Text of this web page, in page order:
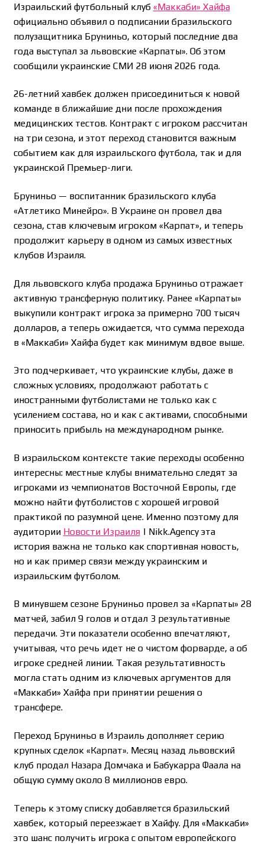
Рекомендации
Статьи
Израильский футбольный клуб «Маккаби» Хайфа
официально объявил о подписании бразильского
полузащитника Бруниньо, который последние два
года выступал за львовские «Карпаты». Об этом
сообщили украинские СМИ 28 июня 2026 года.
26-летний хавбек должен присоединиться к новой
команде в ближайшие дни после прохождения
медицинских тестов. Контракт с игроком рассчитан
на три сезона, и этот переход становится важным
событием как для израильского футбола, так и для
украинской Премьер-лиги.
Бруниньо — воспитанник бразильского клуба
«Атлетико Минейро». В Украине он провел два
сезона, став ключевым игроком «Карпат», и теперь
продолжит карьеру в одном из самых известных
клубов Израиля.
Для львовского клуба продажа Бруниньо отражает
активную трансферную политику. Ранее «Карпаты»
выкупили контракт игрока за примерно 700 тысяч
долларов, а теперь ожидается, что сумма перехода
в «Маккаби» Хайфа будет как минимум вдвое выше.
Это подчеркивает, что украинские клубы, даже в
сложных условиях, продолжают работать с
иностранными футболистами не только как с
усилением состава, но и как с активами, способными
приносить прибыль на международном рынке.
В израильском контексте такие переходы особенно
интересны: местные клубы внимательно следят за
игроками из чемпионатов Восточной Европы, где
можно найти футболистов с хорошей игровой
практикой по разумной цене. Именно поэтому для
аудитории Новости Израиля| Nikk.Agency эта
история важна не только как спортивная новость,
но и как пример связи между украинским и
израильским футболом.
В минувшем сезоне Бруниньо провел за «Карпаты» 28
матчей, забил 9 голов и отдал 3 результативные
передачи. Эти показатели особенно впечатляют,
учитывая, что речь идет не о чистом форварде, а об
игроке средней линии. Такая результативность
могла стать одним из ключевых аргументов для
«Маккаби» Хайфа при принятии решения о
трансфере.
Переход Бруниньо в Израиль дополняет серию
крупных сделок «Карпат». Месяц назад львовский
клуб продал Назара Домчака и Бабукарра Фаала на
общую сумму около 8 миллионов евро.
Теперь к этому списку добавляется бразильский
хавбек, который переезжает в Хайфу. Для «Маккаби»
это шанс получить игрока с опытом европейского